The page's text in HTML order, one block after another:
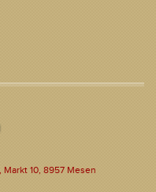
10, 8957 Mesen